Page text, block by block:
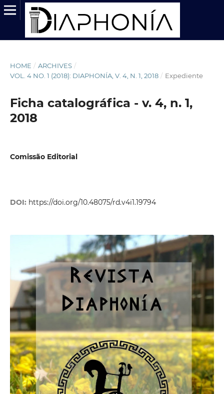
HOME / ARCHIVES /
VOL. 4 NO. 1 (2018): DIAPHONÍA, V. 4, N. 1, 2018 / Expediente
Ficha catalográfica - v. 4, n. 1,
2018
Comissão Editorial
DOI: https://doi.org/10.48075/rd.v4i1.19794